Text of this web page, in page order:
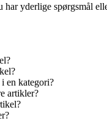
yderlige spørgsmål
en kategori?
artikler?